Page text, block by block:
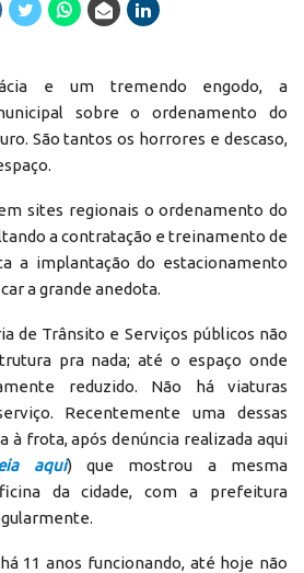
e um tremendo engodo, a
sobre o ordenamento do
São tantos os horrores e descaso,
sites regionais o ordenamento do
a contratação e treinamento de
a implantação do estacionamento
a grande anedota.
de Trânsito e Serviços públicos não
pra nada; até o espaço onde
reduzido. Não há viaturas
Recentemente uma dessas
à frota, após denúncia realizada aqui
aqui) que mostrou a mesma
da cidade, com a prefeitura
11 anos funcionando, até hoje não